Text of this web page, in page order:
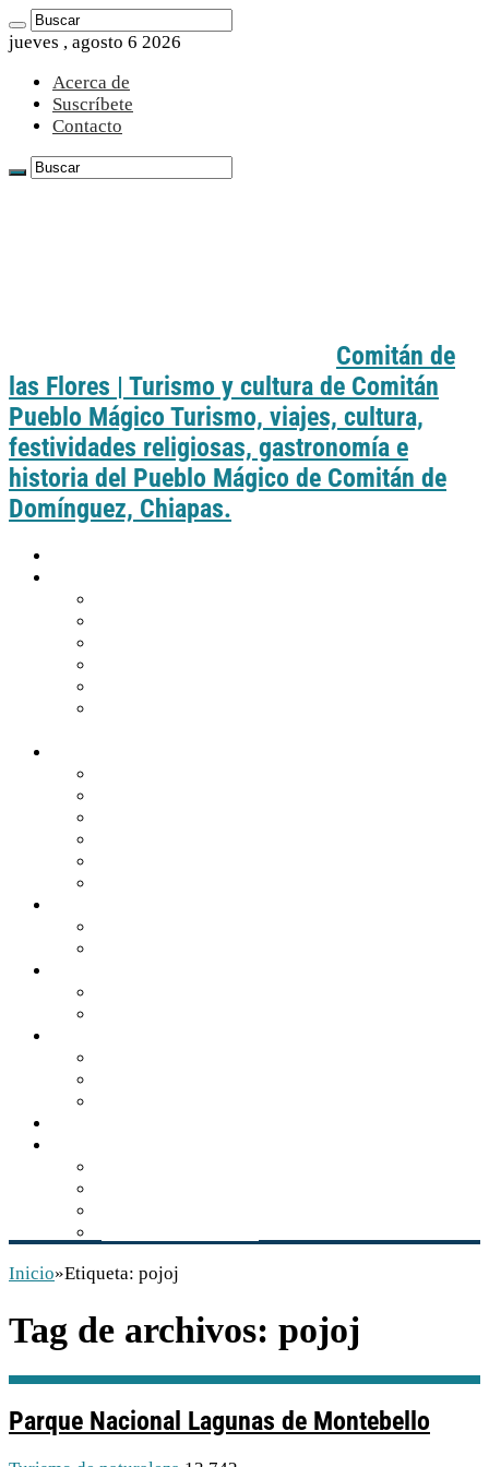
jueves , agosto 6 2026
Acerca de
Suscríbete
Contacto
Comitán de
las Flores | Turismo y cultura de Comitán
Pueblo Mágico Turismo, viajes, cultura,
festividades religiosas, gastronomía e
historia del Pueblo Mágico de Comitán de
Domínguez, Chiapas.
Inicio»Etiqueta: pojoj
Tag de archivos: pojoj
Parque Nacional Lagunas de Montebello